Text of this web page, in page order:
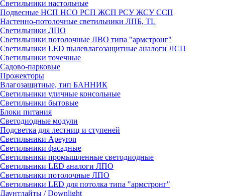
Светильники настольные
Подвесные НСП НСО РСП ЖСП РСУ ЖСУ ССП
Настенно-потолочные светильники ЛПБ, TL
Светильники ЛПО
Светильники потолочные ЛВО типа "армстронг"
Светильники LED пылевлагозащитные аналоги ЛСП
Светильники точечные
Садово-парковые
Прожекторы
Влагозащитные, тип БАННИК
Светильники уличные консольные
Светильники бытовые
Блоки питания
Светодиодные модули
Подсветка для лестниц и ступеней
Светильники Apeyron
Светильники фасадные
Светильники промышленные светодиодные
Светильники LED аналоги ЛПО
Светильники потолочные ЛПО
Светильники LED для потолка типа "армстронг"
Даунтлайты / Downlight